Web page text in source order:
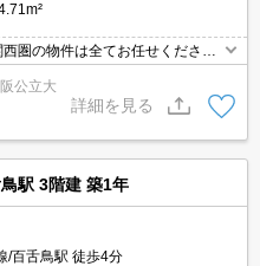
圏の物件は全てお任せくださ
気軽にお問い合わせくださいま
ット決済が可能ですので安心して
公立大
詳細を見る
駅 3階建 築1年
/百舌鳥駅 徒歩4分